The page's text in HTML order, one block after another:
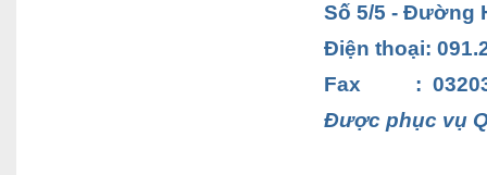
Số 5/5 - Đường
Điện thoại:
Fax :
Được phục vụ